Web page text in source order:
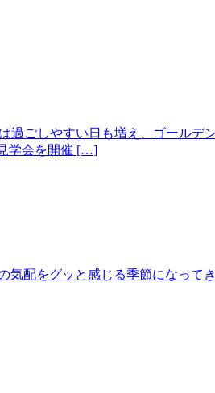
ごしやすい日も増え、ゴールデ
学会を開催 […]
配をグッと感じる季節になって